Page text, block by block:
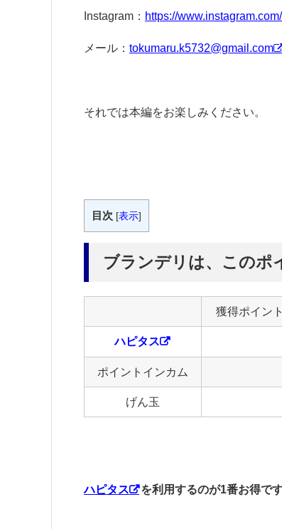
Instagram： https://
メール： tokumaru.k5732@gmail.com
それでは本編をお楽しみください。
目次 [表示]
ブランデリは、このポ
獲得ポイン
ハピタス
ポイントインカム
げん玉
ハピタス を利用するのが1番お得です